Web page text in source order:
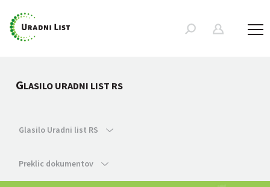
GLASILO URADNI LIST RS
Glasilo Uradni list RS
Preklic dokumentov